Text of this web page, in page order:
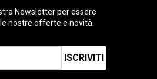
Newsletter per essere
nostre offerte e novità.
ISCRIVITI